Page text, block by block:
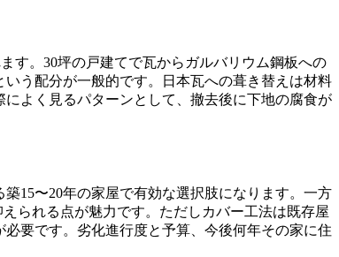
す。30坪の戸建てで瓦からガルバリウム鋼板への
う配分が一般的です。日本瓦への葺き替えは材料
よく見るパターンとして、撤去後に下地の腐食が
15〜20年の家屋で有効な選択肢になります。一方
られる点が魅力です。ただしカバー工法は既存屋
要です。劣化進行度と予算、今後何年その家に住